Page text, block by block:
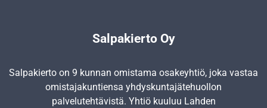
Salpakierto Oy
Salpakierto on 9 kunnan omistama osakeyhtiö, joka vastaa
omistajakuntiensa yhdyskunta­jätehuollon
palvelutehtävistä. Yhtiö kuuluu Lahden